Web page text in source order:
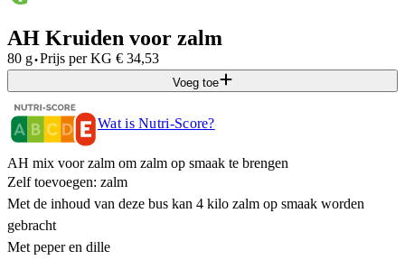
AH Kruiden voor zalm
80 g·Prijs per KG € 34,53
Voeg toe
Wat is Nutri-Score?
AH mix voor zalm om zalm op smaak te brengen
Zelf toevoegen: zalm
Met de inhoud van deze bus kan 4 kilo zalm op smaak worden
gebracht
Met peper en dille